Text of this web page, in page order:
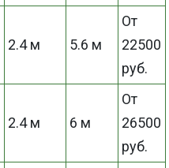
2.4 м 5.6 м
От
22500
руб.
2.4 м 6 м
От
26500
руб.